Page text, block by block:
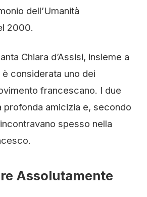
dell’Umanità
2000.
Chiara d’Assisi, insieme a
considerata uno dei
francescano. I due
profonda amicizia e, secondo
spesso nella
Assolutamente